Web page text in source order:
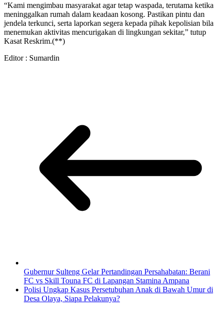
“Kami mengimbau masyarakat agar tetap waspada, terutama ketika
meninggalkan rumah dalam keadaan kosong. Pastikan pintu dan
jendela terkunci, serta laporkan segera kepada pihak kepolisian bila
menemukan aktivitas mencurigakan di lingkungan sekitar,” tutup
Kasat Reskrim.(**)
Editor : Sumardin
Gubernur Sulteng Gelar Pertandingan Persahabatan: Berani
FC vs Skill Touna FC di Lapangan Stamina Ampana
Polisi Ungkap Kasus Persetubuhan Anak di Bawah Umur di
Desa Olaya, Siapa Pelakunya?